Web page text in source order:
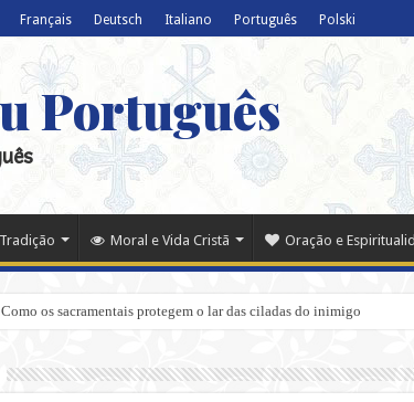
Français Deutsch Italiano Português Polski
Português
Moral e Vida Cristã Oração e
os sacramentais protegem o lar das ciladas do inimigo